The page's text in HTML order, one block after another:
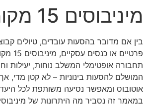
מיניבוסים 15 מקומות
בין אם מדובר בהסעות עובדים, טיולים
פרטיים
תחבורה אופטימלי המשלב נוחות, יעילות
המושלם להסעות בינוניות – לא קטן מדי,
אוטובוס ומאפשר נסיעה משותפת לכל